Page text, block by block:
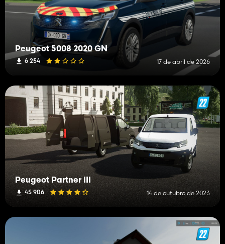
Peugeot 5008 2020 GN
6 254 17 de abril de 2026
Peugeot Partner III
45 906 14 de outubro de 2023